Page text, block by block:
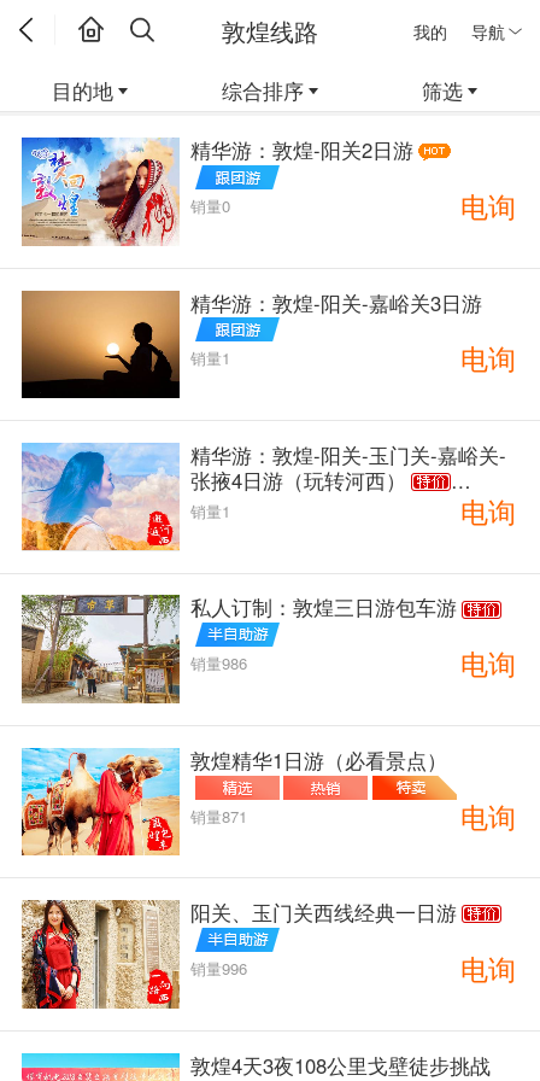
我的 导航
敦煌线路
目的地 综合排序 筛选
精华游：敦煌-阳关2日游
销量0 电询
精华游：敦煌-阳关-嘉峪关3日游
销量1 电询
精华游：敦煌-阳关-玉门关-嘉峪关-
张掖4日游（玩转河西）
销量1 电询
私人订制：敦煌三日游包车游
销量986 电询
敦煌精华1日游（必看景点）
销量871 电询
阳关、玉门关西线经典一日游
销量996 电询
敦煌4天3夜108公里戈壁徒步挑战